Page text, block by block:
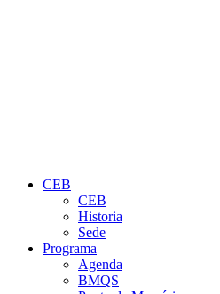
CEB
CEB
Historia
Sede
Programa
Agenda
BMQS